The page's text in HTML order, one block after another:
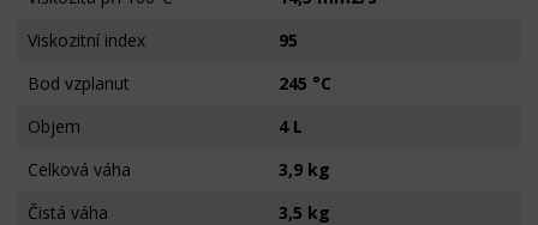
Viskozitní index
95
Bod vzplanut
245 °C
Objem
4 L
Celková váha
3,9 kg
Čistá váha
3,5 kg